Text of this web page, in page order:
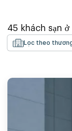
45 khách sạn ở
Lọc theo